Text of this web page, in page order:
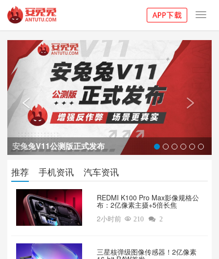
安兔兔V11公测版正式发布

Previous

推荐 手机资讯 汽车资讯
REDMI K100 Pro Max影像规格公
布：2亿像素主摄+5倍长焦
2小时前  210  2
三星核弹级图像传感器！2亿像素